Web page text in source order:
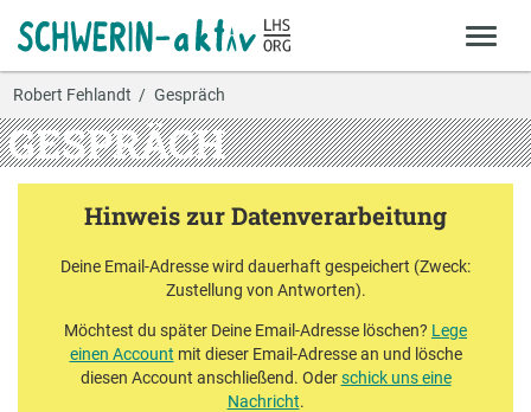
Robert Fehlandt Gespräch
GESPRÄCH
Hinweis zur Datenverarbeitung
Deine Email-Adresse wird dauerhaft gespeichert (Zweck:
Zustellung von Antworten).
Möchtest du später Deine Email-Adresse löschen? Lege
einen Account mit dieser Email-Adresse an und lösche
diesen Account anschließend. Oderschick uns eine
Nachricht.